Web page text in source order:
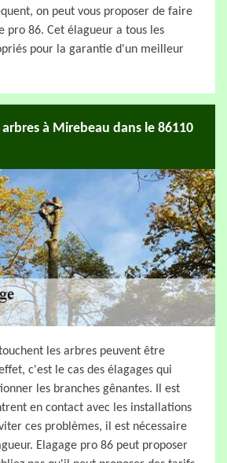
on peut vous proposer de faire
pro 86. Cet élagueur a tous les
pour la garantie d'un meilleur
arbres à Mirebeau dans le 86110
les arbres peuvent être
c'est le cas des élagages qui
les branches gênantes. Il est
en contact avec les installations
ces problèmes, il est nécessaire
Elagage pro 86 peut proposer